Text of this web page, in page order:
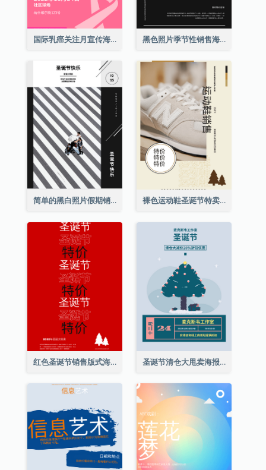
国际乳癌关注月宣传海报 黑色照片季节性销售海报
简单的黑白照片假期销售海报 裸色运动鞋圣诞节特卖海报
红色圣诞节销售版式海报 圣诞节清仓大甩卖海报